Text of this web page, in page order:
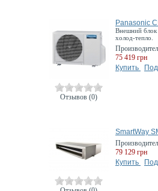
Отзывов (0)
Panasonic
Внешний блок
холод-тепло.
75 419 грн
Купить
SmartWay
79 129 грн
Купить